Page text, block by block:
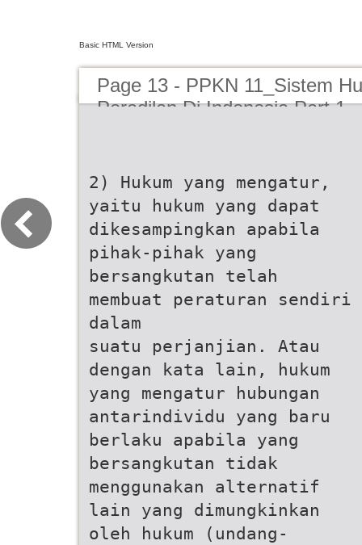
Basic HTML Version
Page 13 - PPKN 11_Sistem
Peradilan Di Indonesia Part 1
2) Hukum yang mengatur,
yaitu hukum yang dapat
dikesampingkan apabila
pihak-pihak yang
bersangkutan telah
membuat peraturan sendiri
dalam
suatu perjanjian. Atau
dengan kata lain, hukum
yang mengatur hubungan
antarindividu yang baru
berlaku apabila yang
bersangkutan tidak
menggunakan alternatif
lain yang dimungkinkan
oleh hukum (undang-